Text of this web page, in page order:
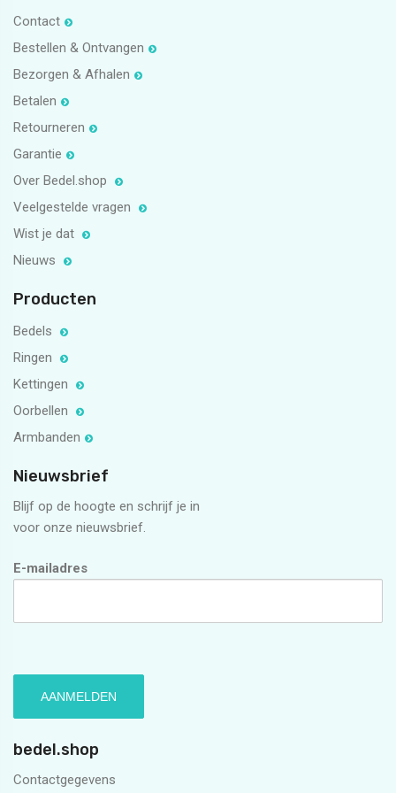
Contact
Bestellen & Ontvangen
Bezorgen & Afhalen
Betalen
Retourneren
Garantie
Over Bedel.shop
Veelgestelde vragen
Wist je dat
Nieuws
Producten
Bedels
Ringen
Kettingen
Oorbellen
Armbanden
Nieuwsbrief
Blijf op de hoogte en schrijf je in
voor onze nieuwsbrief.
E-mailadres
bedel.shop
Contactgegevens